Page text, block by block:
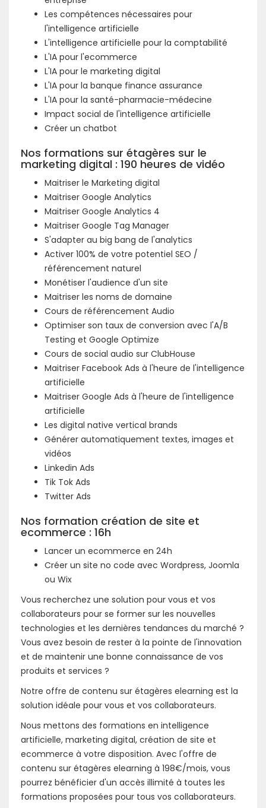
Les compétences nécessaires pour
l'intelligence artificielle
L'intelligence artificielle pour la comptabilité
L'IA pour l'ecommerce
L'IA pour le marketing digital
L'IA pour la banque finance assurance
L'IA pour la santé-pharmacie-médecine
Impact social de l'intelligence artificielle
Créer un chatbot
Nos formations sur étagères sur le
marketing digital : 190 heures de vidéo
Maitriser le Marketing digital
Maitriser Google Analytics
Maitriser Google Analytics 4
Maitriser Google Tag Manager
S'adapter au big bang de l'analytics
Activer 100% de votre potentiel SEO /
référencement naturel
Monétiser l'audience d'un site
Maitriser les noms de domaine
Cours de référencement Audio
Optimiser son taux de conversion avec l'A/B
Testing et Google Optimize
Cours de social audio sur ClubHouse
Maitriser Facebook Ads à l'heure de l'intelligence
artificielle
Maitriser Google Ads à l'heure de l'intelligence
artificielle
Les digital native vertical brands
Générer automatiquement textes, images et
vidéos
Linkedin Ads
Tik Tok Ads
Twitter Ads
Nos formation création de site et
ecommerce : 16h
Lancer un ecommerce en 24h
Créer un site no code avec Wordpress, Joomla
ou Wix
Vous recherchez une solution pour vous et vos
collaborateurs pour se former sur les nouvelles
technologies et les dernières tendances du marché ?
Vous avez besoin de rester à la pointe de l'innovation
et de maintenir une bonne connaissance de vos
produits et services ?
Notre offre de contenu sur étagères elearning est la
solution idéale pour vous et vos collaborateurs.
Nous mettons des formations en intelligence
artificielle, marketing digital, création de site et
ecommerce à votre disposition. Avec l'offre de
contenu sur étagères elearning à 198€/mois, vous
pourrez bénéficier d'un accès illimité à toutes les
formations proposées pour tous vos collaborateurs.